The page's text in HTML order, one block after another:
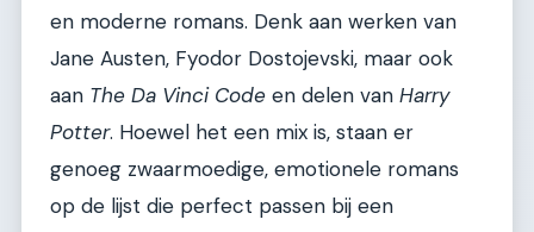
en moderne romans. Denk aan werken van
Jane Austen, Fyodor Dostojevski, maar ook
aan The Da Vinci Code en delen van Harry
Potter. Hoewel het een mix is, staan er
genoeg zwaarmoedige, emotionele romans
op de lijst die perfect passen bij een